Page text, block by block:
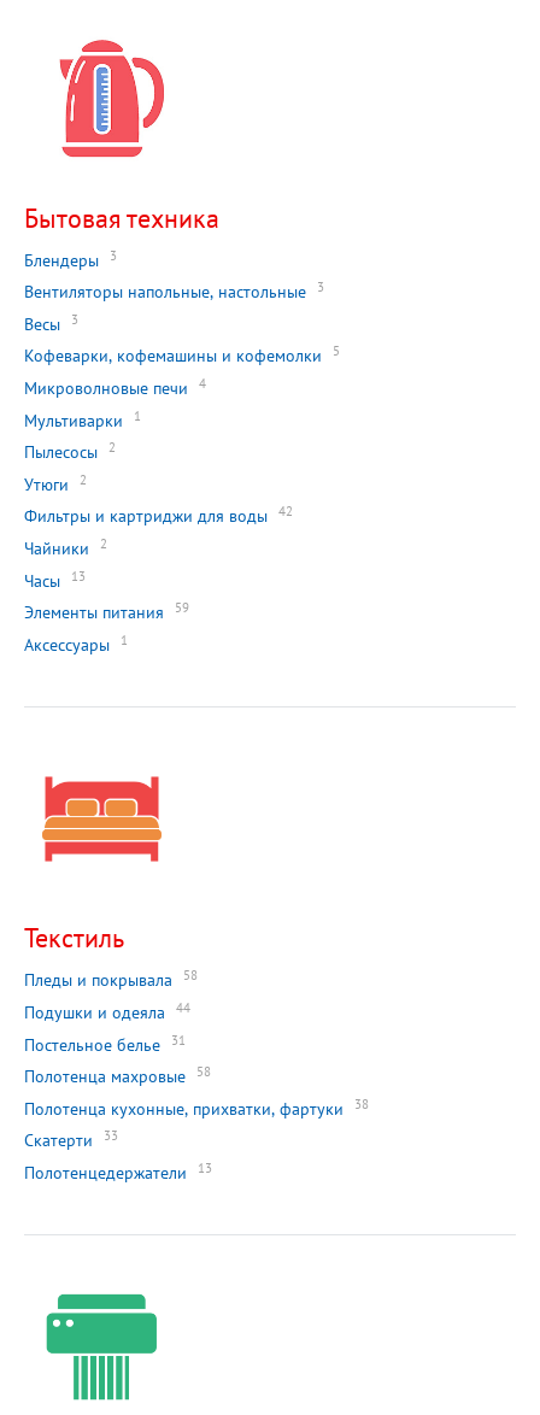
Бытовая техника
Блендеры 3
Вентиляторы напольные, настольные 3
Весы 3
Кофеварки, кофемашины и кофемолки 5
Микроволновые печи 4
Мультиварки 1
Пылесосы 2
Утюги 2
Фильтры и картриджи для воды 42
Чайники 2
Часы 13
Элементы питания 59
Аксессуары 1
Текстиль
Пледы и покрывала 58
Подушки и одеяла 44
Постельное белье 31
Полотенца махровые 58
Полотенца кухонные, прихватки, фартуки 38
Скатерти 33
Полотенцедержатели 13